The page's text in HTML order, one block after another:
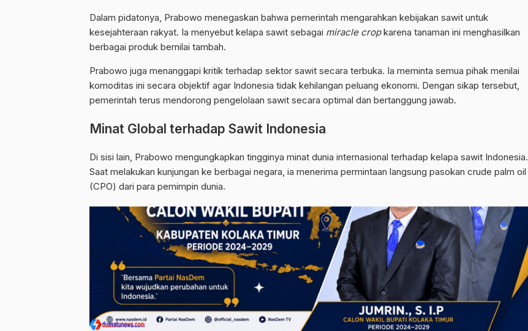
Dalam pidatonya, Prabowo menegaskan bahwa pemerintah mengarahkan kebijakan sawit untuk
kesejahteraan rakyat. Ia menyebut kelapa sawit sebagai miracle cropkarena tanaman ini menghasilkan
berbagai produk bernilai tambah.
Prabowo juga menanggapi kritik terhadap sektor sawit secara terbuka. Ia meminta semua pihak menilai
komoditas ini secara objektif agar Indonesia tidak kehilangan peluang ekonomi. Dengan sikap tersebut,
pemerintah terus mendorong pengelolaan sawit secara optimal dan bertanggung jawab.
Minat Global terhadap Sawit Indonesia
Di sisi lain, Prabowo mengungkapkan tingginya minat dunia internasional terhadap kelapa sawit Indonesia.
Saat melakukan kunjungan ke berbagai negara, ia menerima permintaan langsung pasokan crude palm oil
(CPO) dari para pemimpin dunia.